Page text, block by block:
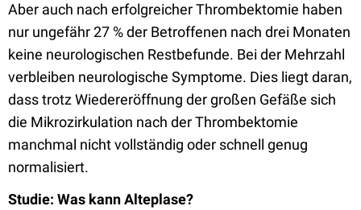
Aber auch nach erfolgreicher Thrombektomie haben
nur ungefähr 27 % der Betroffenen nach drei Monaten
keine neurologischen Restbefunde. Bei der Mehrzahl
verbleiben neurologische Symptome. Dies liegt daran,
dass trotz Wiedereröffnung der großen Gefäße sich
die Mikrozirkulation nach der Thrombektomie
manchmal nicht vollständig oder schnell genug
normalisiert.
Studie: Was kann Alteplase?